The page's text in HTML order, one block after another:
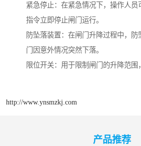
紧急停止：在紧急情况下，操作人员
指令立即停止闸门运行。
防坠落装置：在闸门升降过程中，防
门因意外情况突然下落。
限位开关：用于限制闸门的升降范围
http://www.ynsmzkj.com
产品推荐